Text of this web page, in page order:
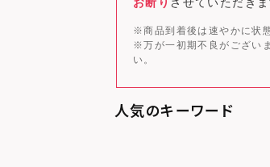
お断り させていただきま
※商品到着後は速やかに状
※万が一初期不良がござい
い。